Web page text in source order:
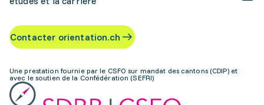
Contacter orientation.ch
Une prestation fournie par le CSFO sur mandat des cantons (CDIP) et
avec le soutien de la Confédération (SEFRI)